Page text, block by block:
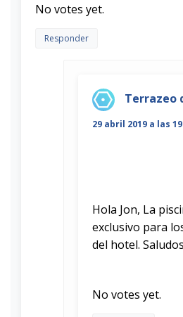
No votes yet.
Responder
Terrazeo
29 abril 2019 a las
Hola Jon, La
exclusivo para
del hotel. Saludos
No votes yet.